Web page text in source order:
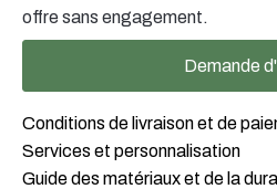
offre sans engagement.
Demande
Conditions de livraison et de
Services et personnalisation
Guide des matériaux et de la